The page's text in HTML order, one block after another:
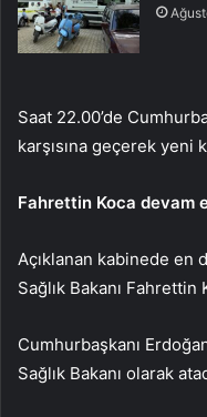
Saat 22.00’de
karşısına geçerek yeni
Fahrettin Koca devam
Açıklanan kabinede
Sağlık Bakanı Fahrettin
Cumhurbaşkanı
Sağlık Bakanı olarak